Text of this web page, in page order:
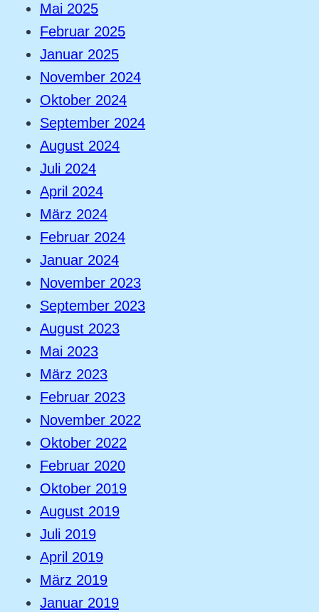
Mai 2025
Februar 2025
Januar 2025
November 2024
Oktober 2024
September 2024
August 2024
Juli 2024
April 2024
März 2024
Februar 2024
Januar 2024
November 2023
September 2023
August 2023
Mai 2023
März 2023
Februar 2023
November 2022
Oktober 2022
Februar 2020
Oktober 2019
August 2019
Juli 2019
April 2019
März 2019
Januar 2019